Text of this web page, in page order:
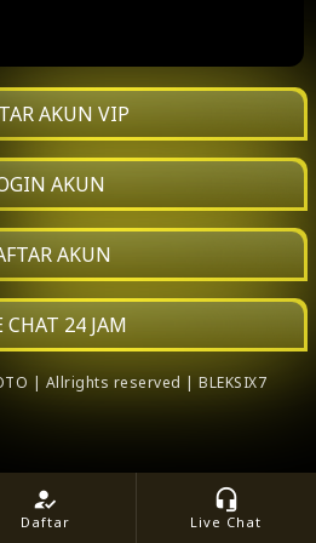
AKUN VIP
AKUN
AKUN
CHAT 24 JAM
| Allrights reserved | BLEKSIX7
how_to_reg
Daftar
headset_mic
Live Chat